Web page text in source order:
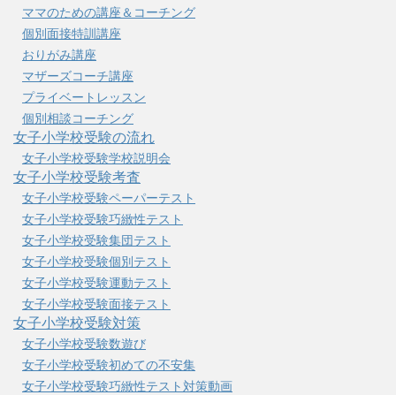
ママのための講座＆コーチング
個別面接特訓講座
おりがみ講座
マザーズコーチ講座
プライベートレッスン
個別相談コーチング
女子小学校受験の流れ
女子小学校受験学校説明会
女子小学校受験考査
女子小学校受験ペーパーテスト
女子小学校受験巧緻性テスト
女子小学校受験集団テスト
女子小学校受験個別テスト
女子小学校受験運動テスト
女子小学校受験面接テスト
女子小学校受験対策
女子小学校受験数遊び
女子小学校受験初めての不安集
女子小学校受験巧緻性テスト対策動画